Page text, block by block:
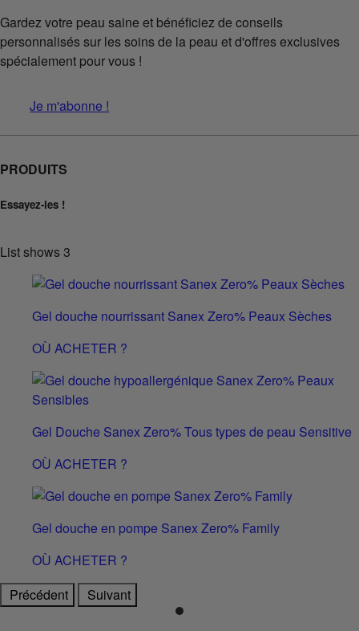
Gardez votre peau saine et bénéficiez de conseils
personnalisés sur les soins de la peau et d'offres exclusives
spécialement pour vous !
Je m'abonne !
PRODUITS
Essayez-les !
List shows3
Gel douche nourrissant Sanex Zero% Peaux Sèches
OÙ ACHETER ?
Gel Douche Sanex Zero% Tous types de peau Sensitive
OÙ ACHETER ?
Gel douche en pompe Sanex Zero% Family
OÙ ACHETER ?
Précédent
Suivant